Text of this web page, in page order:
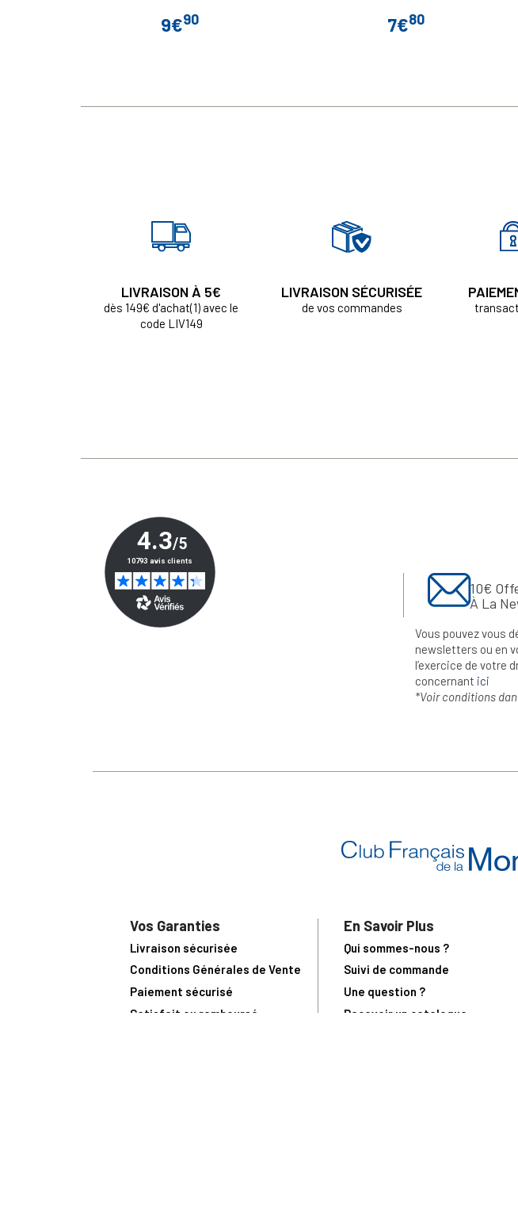
Prix
9€90 Prix
7€80
LIVRAISON À 5€
dès 149€ d'achat(1) avec le
code LIV149
LIVRAISON SÉCURISÉE
de vos commandes
10€
À La
Vous pouvez vous
newsletters ou en
l’exercice de votre
concernant ici
*Voir conditions
Vos Garanties
Livraison sécurisée
Conditions Générales de Vente
Paiement sécurisé
Satisfait ou remboursé
En Savoir Plus
Qui sommes-nous ?
Suivi de commande
Une question ?
Recevoir un catalogue